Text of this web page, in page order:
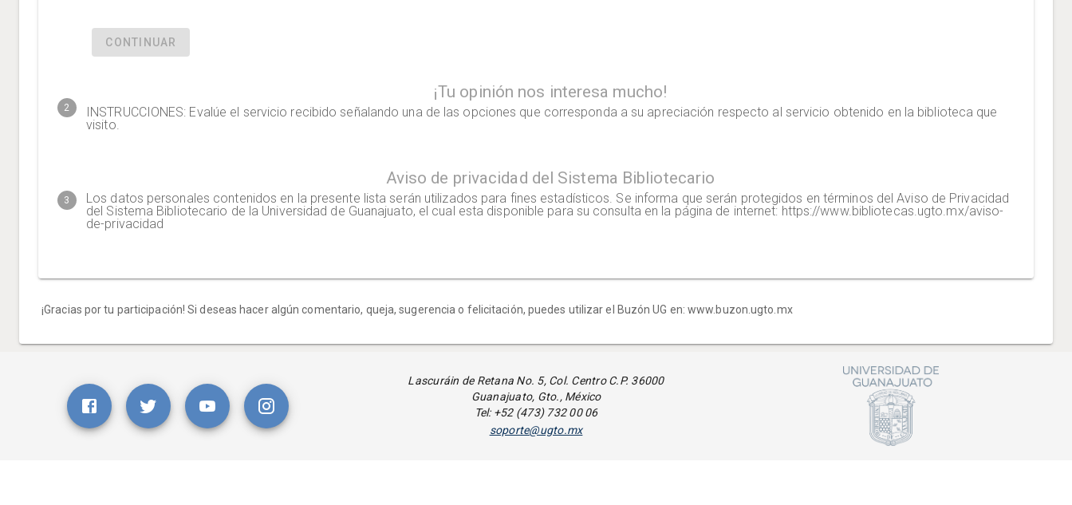
CONTINUAR
2
¡Tu opinión nos interesa mucho!
INSTRUCCIONES: Evalúe el servicio recibido señalando una de las opciones que corresponda a su apreciación respecto al servicio obtenido en la biblioteca que
visito.
3
Aviso de privacidad del Sistema Bibliotecario
Los datos personales contenidos en la presente lista serán utilizados para fines estadísticos. Se informa que serán protegidos en términos del Aviso de Privacidad
del Sistema Bibliotecario de la Universidad de Guanajuato, el cual esta disponible para su consulta en la página de internet: https://www.bibliotecas.ugto.mx/aviso-
de-privacidad
Acepto
¡Gracias por tu participación! Si deseas hacer algún comentario, queja, sugerencia o felicitación, puedes utilizar el Buzón UG en: www.buzon.ugto.mx
Lascuráin de Retana No. 5, Col. Centro C.P. 36000
Guanajuato, Gto., México
Tel: +52 (473) 732 00 06
soporte@ugto.mx